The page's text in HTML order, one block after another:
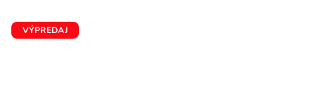
VÝPREDAJ